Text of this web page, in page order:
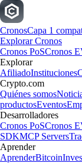
CronosCapa 1
Explorar Cronos
Cronos PoSCronos
Explorar
AfiliadoInstituciones
Crypto.com
Quiénes somos
productosEventos
Desarrolladores
Cronos PoSCronos
SDKMCP Servers
Aprender
AprenderBitcoin